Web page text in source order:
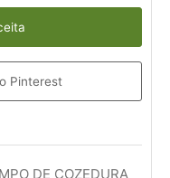
Pinterest
DE COZEDURA